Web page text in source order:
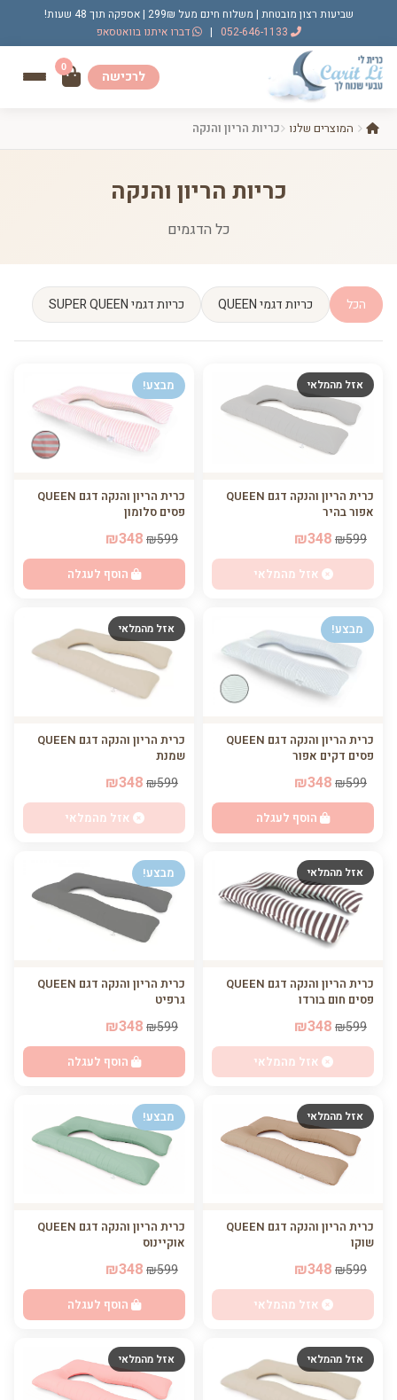
שביעות רצון מובטחת | משלוח חינם מעל 299₪ | אספקה תוך 48 שעות!
| דברו איתנו בוואטסאפ
לרכישה
0
המוצרים שלנו כריות הריון והנקה
כריות הריון והנקה
כל הדגמים
הכל כריות דגמי QUEEN כריות דגמי SUPER QUEEN
אזל מהמלאי
כרית הריון והנקה דגם QUEEN
אפור בהיר
₪599
אזל מהמלאי
מבצע!
כרית הריון והנקה דגם QUEEN
פסים סלומון
₪599
הוסף לעגלה
מבצע!
כרית הריון והנקה דגם QUEEN
פסים דקים אפור
₪599
הוסף לעגלה
אזל מהמלאי
כרית הריון והנקה דגם QUEEN
שמנת
₪599
אזל מהמלאי
אזל מהמלאי
כרית הריון והנקה דגם QUEEN
פסים חום בורדו
₪599
אזל מהמלאי
מבצע!
כרית הריון והנקה דגם QUEEN
גרפיט
₪599
הוסף לעגלה
אזל מהמלאי
כרית הריון והנקה דגם QUEEN
שוקו
₪599
אזל מהמלאי
מבצע!
כרית הריון והנקה דגם QUEEN
אוקיינוס
₪599
הוסף לעגלה
אזל מהמלאי אזל מהמלאי